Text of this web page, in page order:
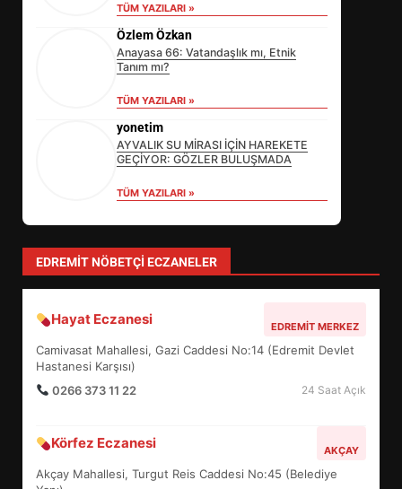
TÜM YAZILARI »
Özlem Özkan
Anayasa 66: Vatandaşlık mı, Etnik
Tanım mı?
TÜM YAZILARI »
yonetim
AYVALIK SU MİRASI İÇİN HAREKETE
GEÇİYOR: GÖZLER BULUŞMADA
TÜM YAZILARI »
EDREMIT NÖBETÇI ECZANELER
Hayat Eczanesi EDREMIT MERKEZ
Camivasat Mahallesi, Gazi Caddesi No:14 (Edremit Devlet
Hastanesi Karşısı)
0266 373 11 22
24 Saat Açık
Körfez Eczanesi AKÇAY
Akçay Mahallesi, Turgut Reis Caddesi No:45 (Belediye
3
4
EDREMİT’TE BAŞKAN ERTAŞ NE
MESAJ VERDİ?
5
AYVALIK’TA ŞEFFAF ÇÖP
SİSTEMİ NEYİ DEĞİŞTİRİYOR?